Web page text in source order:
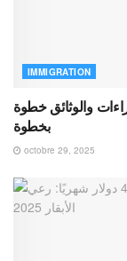
IMMIGRATION
والوثائق خطوة
بخطوة
octobre 29, 2025